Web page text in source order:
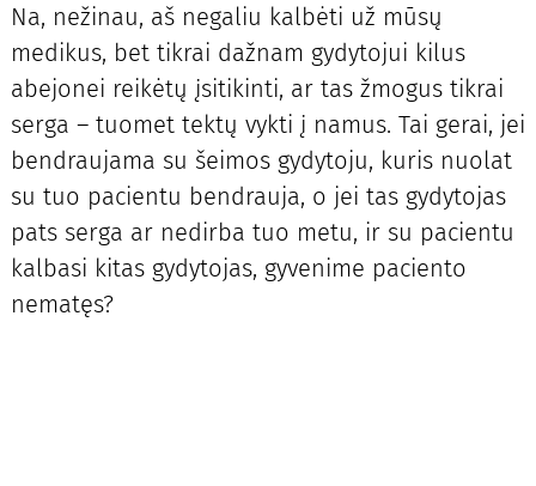
Na, nežinau, aš negaliu kalbėti už mūsų
medikus, bet tikrai dažnam gydytojui kilus
abejonei reikėtų įsitikinti, ar tas žmogus tikrai
serga – tuomet tektų vykti į namus. Tai gerai, jei
bendraujama su šeimos gydytoju, kuris nuolat
su tuo pacientu bendrauja, o jei tas gydytojas
pats serga ar nedirba tuo metu, ir su pacientu
kalbasi kitas gydytojas, gyvenime paciento
nematęs?